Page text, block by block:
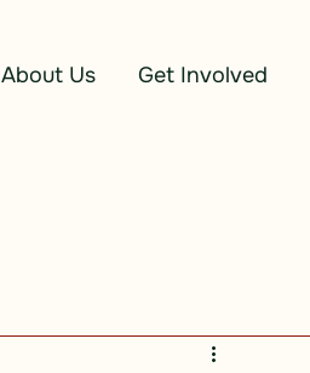
About Us Get Involved